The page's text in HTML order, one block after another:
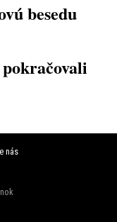
besedu
nás